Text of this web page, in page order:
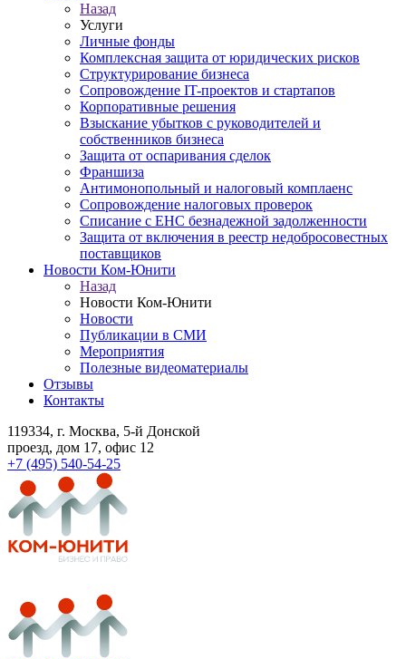
Назад
Услуги
Личные фонды
Комплексная защита от юридических рисков
Структурирование бизнеса
Сопровождение IT-проектов и стартапов
Корпоративные решения
Взыскание убытков с руководителей и
собственников бизнеса
Защита от оспаривания сделок
Франшиза
Антимонопольный и налоговый комплаенс
Сопровождение налоговых проверок
Списание с ЕНС безнадежной задолженности
Защита от включения в реестр недобросовестных
поставщиков
Новости Ком-Юнити
Назад
Новости Ком-Юнити
Новости
Публикации в СМИ
Мероприятия
Полезные видеоматериалы
Отзывы
Контакты
119334, г. Москва, 5-й Донской
проезд, дом 17, офис 12
+7 (495) 540-54-25